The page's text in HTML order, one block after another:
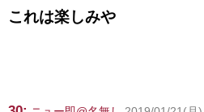
これは楽しみや